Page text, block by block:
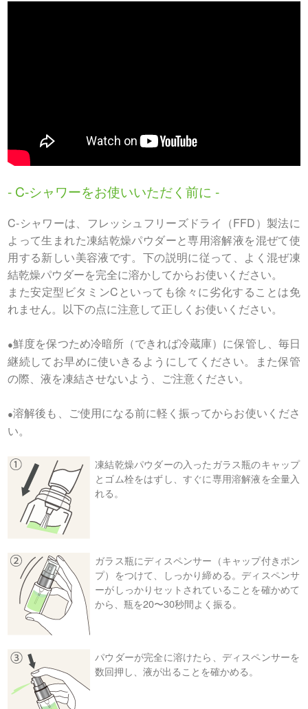
- C-シャワーをお使いいただく前に -
C-シャワーは、フレッシュフリーズドライ（FFD）製法に
よって生まれた凍結乾燥パウダーと専用溶解液を混ぜて使
用する新しい美容液です。下の説明に従って、よく混ぜ凍
結乾燥パウダーを完全に溶かしてからお使いください。
また安定型ビタミンCといっても徐々に劣化することは免
れません。以下の点に注意して正しくお使いください。
●鮮度を保つため冷暗所（できれば冷蔵庫）に保管し、毎日
継続してお早めに使いきるようにしてください。また保管
の際、液を凍結させないよう、ご注意ください。
●溶解後も、ご使用になる前に軽く振ってからお使いくださ
い。
凍結乾燥パウダーの入ったガラス瓶のキャップ
とゴム栓をはずし、すぐに専用溶解液を全量入
れる。
ガラス瓶にディスペンサー（キャップ付きポン
プ）をつけて、しっかり締める。ディスペンサ
ーがしっかりセットされていることを確かめて
から、瓶を20〜30秒間よく振る。
パウダーが完全に溶けたら、ディスペンサーを
数回押し、液が出ることを確かめる。